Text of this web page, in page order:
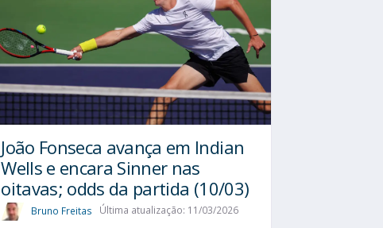
João Fonseca avança em Indian
Wells e encara Sinner nas
oitavas; odds da partida (10/03)
Bruno Freitas Última atualização: 11/03/2026